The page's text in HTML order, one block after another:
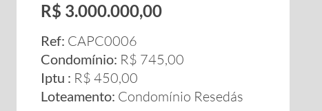
R$ 3.000.000,00
Ref: CAPC0006
Condomínio: R$ 745,00
Iptu : R$ 450,00
Loteamento: Condomínio Resedás